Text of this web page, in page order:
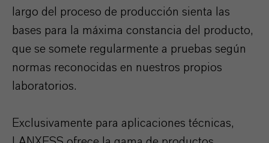
largo del proceso de producción sienta las
bases para la máxima constancia del producto,
que se somete regularmente a pruebas según
normas reconocidas en nuestros propios
laboratorios.
Exclusivamente para aplicaciones técnicas,